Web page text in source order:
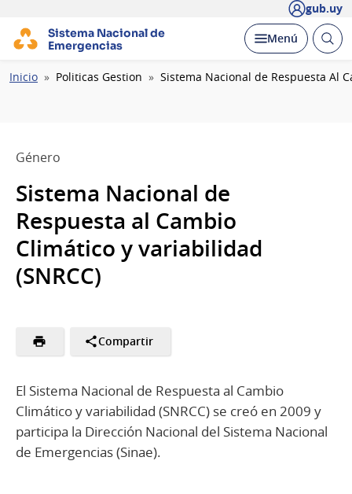
gub.uy
Sistema Nacional de
Emergencias
Desplegar
Menú Abrir
Ruta
Inicio Politicas Gestion Sistema Nacional de Respuesta Al
Género
Sistema Nacional de
Respuesta al Cambio
Climático y variabilidad
(SNRCC)
Compartir
El Sistema Nacional de Respuesta al Cambio
Climático y variabilidad (SNRCC) se creó en 2009 y
participa la Dirección Nacional del Sistema Nacional
de Emergencias (Sinae).